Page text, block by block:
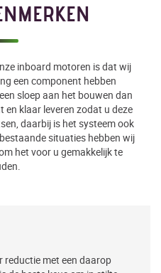
inboard motoren is dat wij
een component hebben
sloep aan het bouwen dan
en klaar leveren zodat u deze
daarbij is het systeem ook
situaties hebben wij
het voor u gemakkelijk te
reductie met een daarop